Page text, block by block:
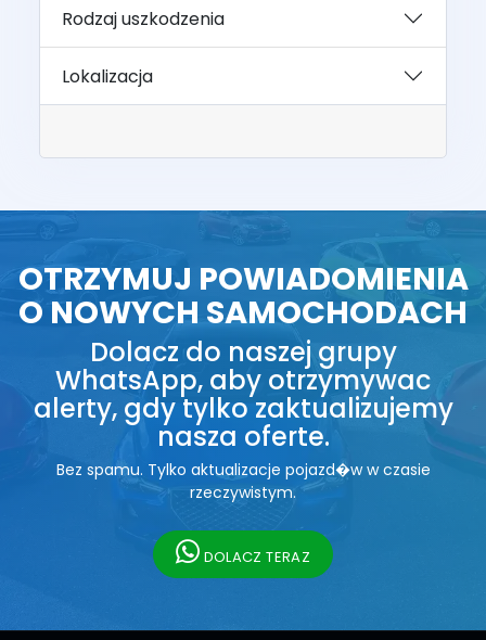
Rodzaj uszkodzenia
Lokalizacja
OTRZYMUJ POWIADOMIENIA
O NOWYCH SAMOCHODACH
Dolacz do naszej grupy
WhatsApp, aby otrzymywac
alerty, gdy tylko zaktualizujemy
nasza oferte.
Bez spamu. Tylko aktualizacje pojazd�w w czasie
rzeczywistym.
DOLACZ TERAZ